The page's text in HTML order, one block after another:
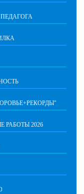
РАБОТЫ 2026